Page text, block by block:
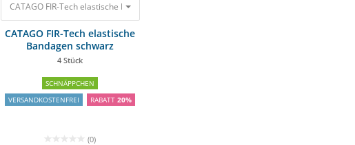
CATAGO FIR-Tech elastische Bandagen schwarz 4 Stück
CATAGO FIR-Tech elastische
Bandagen schwarz
4 Stück
SCHNÄPPCHEN
VERSANDKOSTENFREI
RABATT20%
(0)